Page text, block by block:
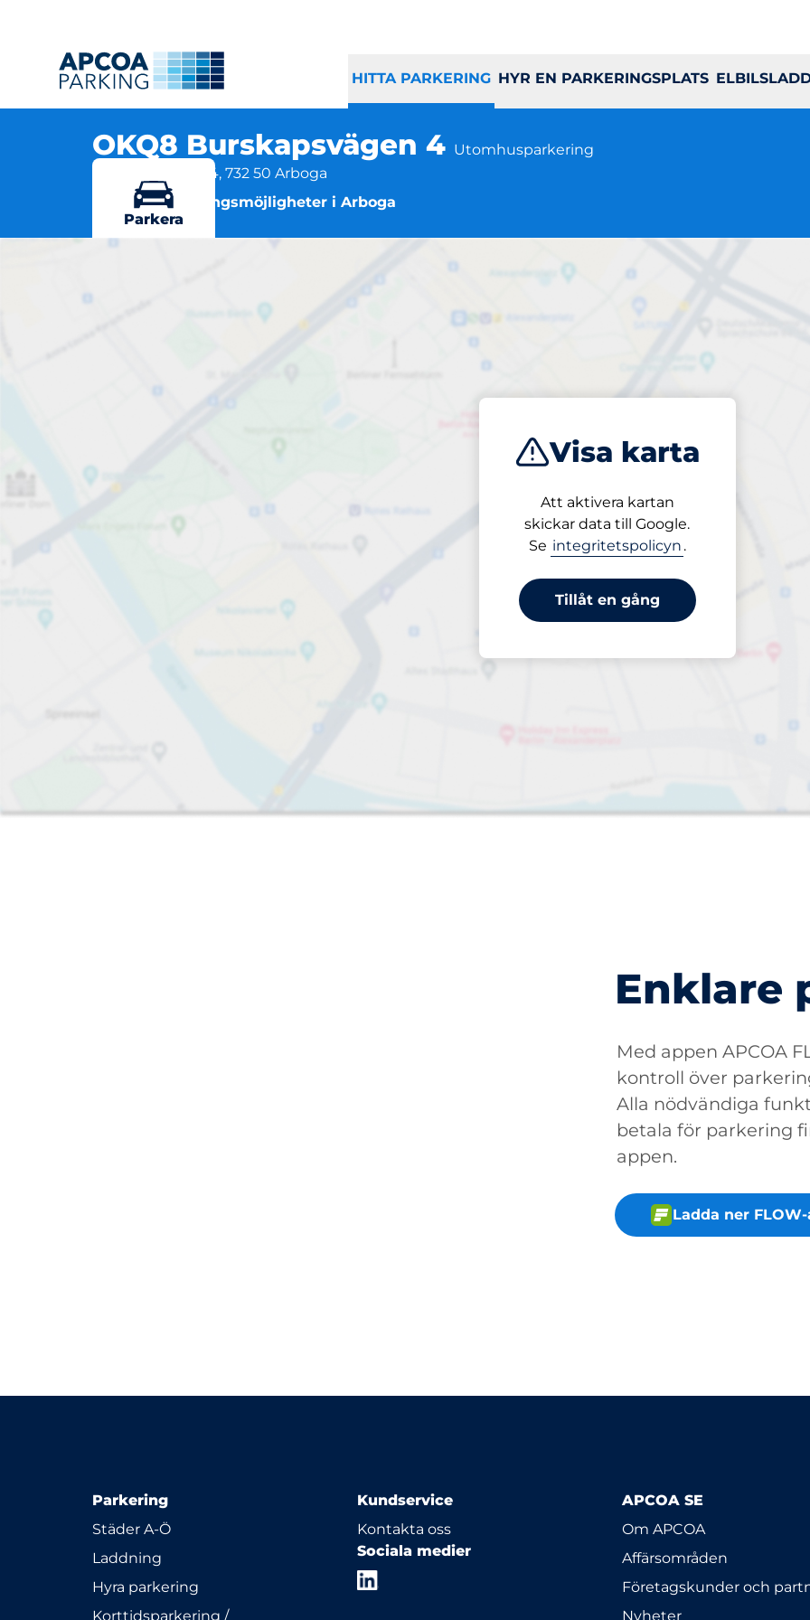
HITTA PARKERING HYR EN PARKERINGSPLATS
OKQ8 Burskapsvägen 4 Utomhusparkering
Burskapsvägen 4, 732 50 Arboga
Flera parkeringsmöjligheter i Arboga
Visa karta
Att aktivera kartan
skickar data till Google.
Se integritetspolicyn .
Tillåt en gång
Parkera
OKQ8 Burskapsvägen
Öppet nu
135,00 kr
Enklare
Med appen APCOA
kontroll över
Alla nödvändiga
betala för parkering
appen.
Ladda ner
Parkering
Städer A-Ö
Laddning
Hyra parkering
Korttidsparkering /
Kundservice
Kontakta oss
Sociala medier
APCOA SE
Om APCOA
Affärsområden
Företagskunder och
Nyheter